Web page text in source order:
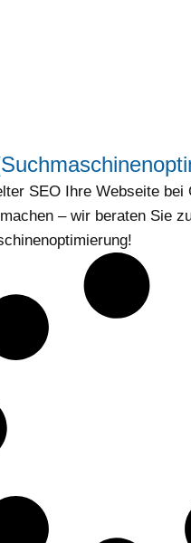
SEO Ihre Webseite bei
– wir beraten Sie